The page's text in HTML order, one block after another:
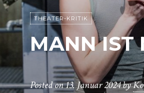
THEATER-KRITIK
MANN IST
Posted on13. Januar 2024by